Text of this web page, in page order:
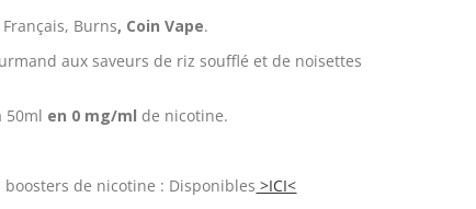
Burns, Coin Vape.
aux saveurs de riz soufflé et de noisettes
50ml en 0 mg/ml de nicotine.
de nicotine : Disponibles >ICI<